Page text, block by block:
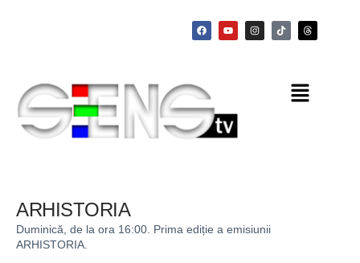
ARHISTORIA
Duminică, de la ora 16:00. Prima ediție a emisiunii
ARHISTORIA.